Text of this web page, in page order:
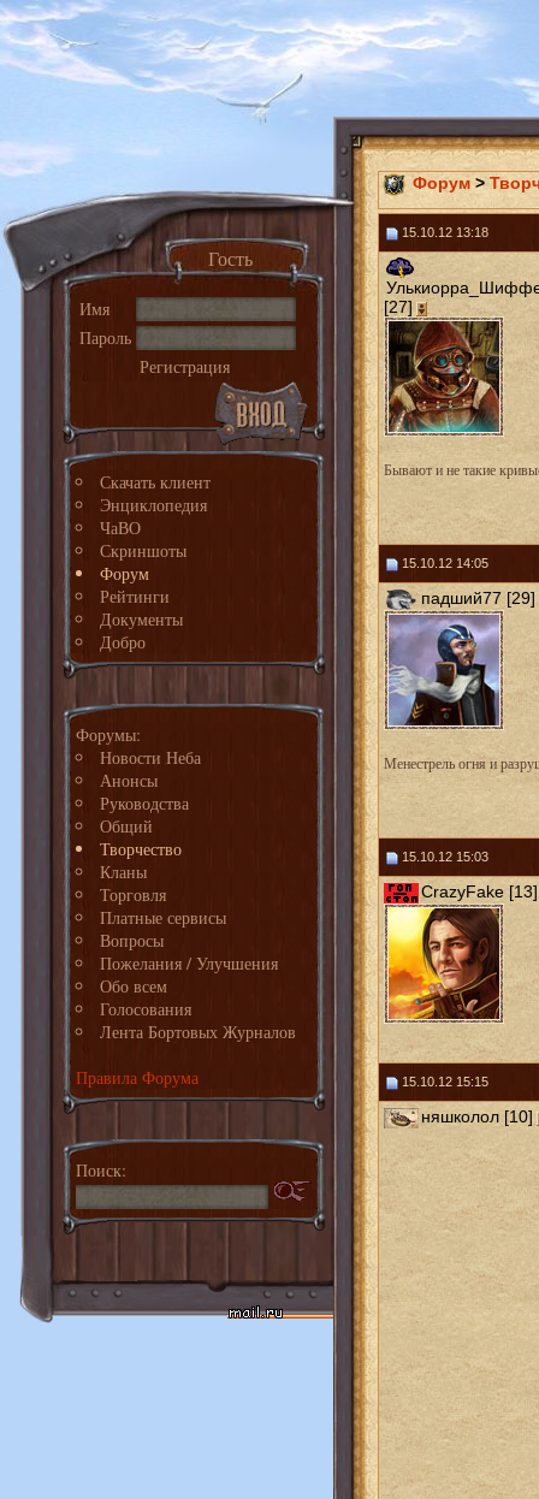
Гость
Имя
Пароль
Регистрация
Скачать клиент
Энциклопедия
ЧаВО
Скриншоты
Форум
Рейтинги
Документы
Добро
Форумы:
Новости Неба
Анонсы
Руководства
Общий
Творчество
Кланы
Торговля
Платные сервисы
Вопросы
Пожелания / Улучшения
Обо всем
Голосования
Лента Бортовых Журналов
Правила Форума
Поиск:
Форум >
15.10.12 13:18
[27]
Бывают и не такие
15.10.12 14:05
падший77 [29]
Менестрель огня и
15.10.12 15:03
CrazyFake [13]
15.10.12 15:15
няшколол [10]